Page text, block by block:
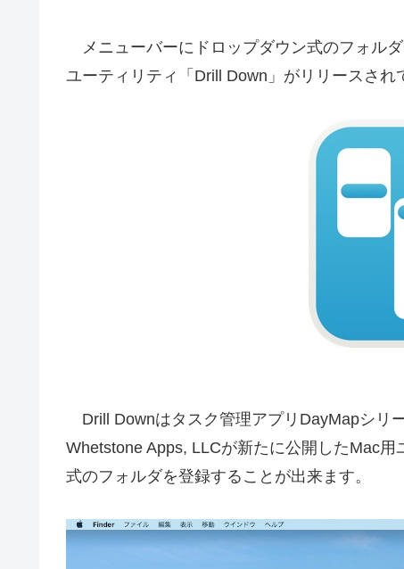
メニューバーにドロップダウン式のフォル
ユーティリティ「Drill Down」がリリースされ
Drill Downはタスク管理アプリDayMapシリ
Whetstone Apps, LLCが新たに公開したMac
式のフォルダを登録することが出来ます。